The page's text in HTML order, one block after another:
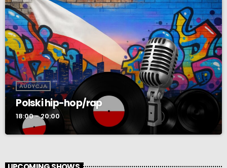
AUDYCJA
Polski hip-hop/rap
18:00 - 20:00